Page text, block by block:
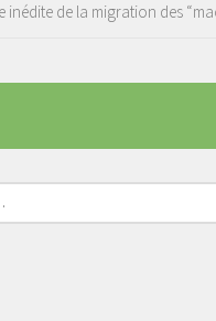
inédite de la migration des